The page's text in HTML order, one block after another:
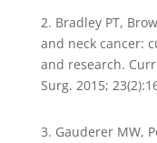
2. Bradley PT,
and neck cancer:
and research.
Surg. 2015;
3. Gauderer MW,